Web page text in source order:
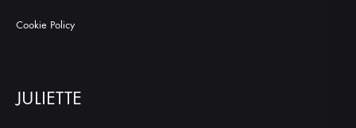
Cookie Policy
JULIETTE